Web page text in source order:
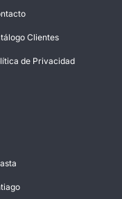
Clientes
de Privacidad